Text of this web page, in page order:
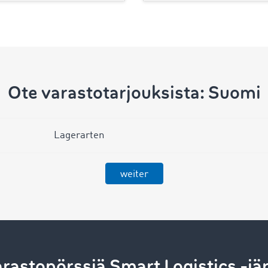
Ote varastotarjouksista: Suomi
Lagerarten
weiter